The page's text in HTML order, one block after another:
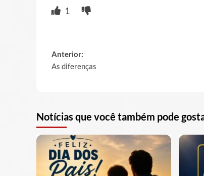
1
Post
navigation
Anterior:
As diferenças
Notícias que você também pode